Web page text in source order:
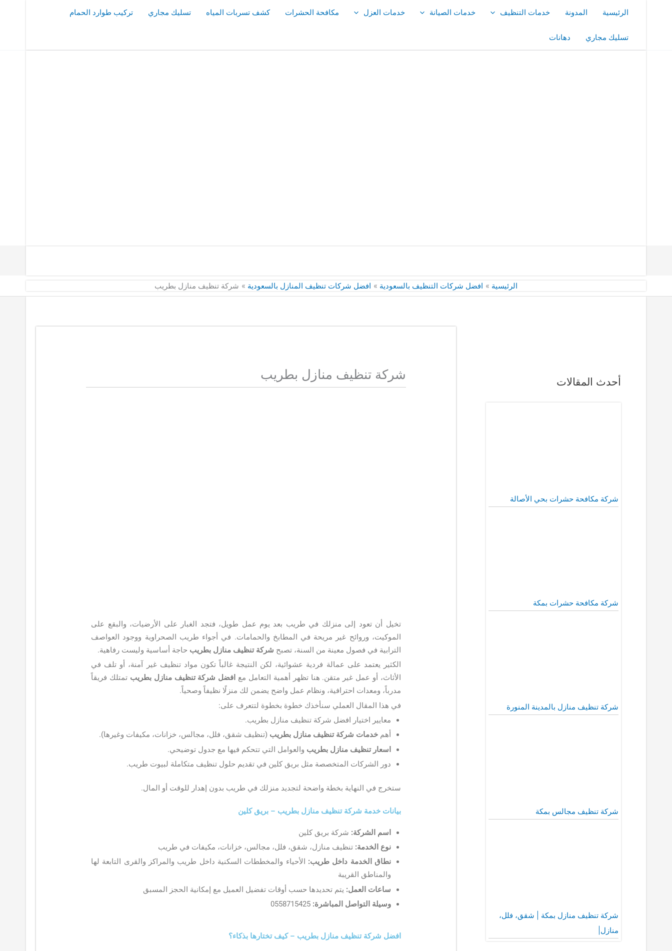
الرئيسية المدونة خدمات التنظيف خدمات الصيانة خدمات العزل مكافحة الحشرات كشف تسربات المياه تسليك مجاري تركيب طوارد الحمام
تسليك مجاري دهانات
الرئيسية افضل شركات التنظيف بالسعودية افضل شركات تنظيف المنازل بالسعودية شركة تنظيف منازل بطريب
أحدث المقالات
شركة مكافحة حشرات بحي الأصالة
شركة مكافحة حشرات بمكة
شركة تنظيف منازل بالمدينة المنورة
شركة تنظيف مجالس بمكة
شركة تنظيف منازل بمكة | شقق، فلل،
منازل|
شركة تنظيف منازل بطريب
تخيل أن تعود إلى منزلك في طريب بعد يوم عمل طويل، فتجد الغبار على الأرضيات، والبقع على
الموكيت، وروائح غير مريحة في المطابخ والحمامات. في أجواء طريب الصحراوية ووجود العواصف
الترابية في فصول معينة من السنة، تصبح شركة تنظيف منازل بطريب حاجة أساسية وليست رفاهية.
الكثير يعتمد على عمالة فردية عشوائية، لكن النتيجة غالباً تكون مواد تنظيف غير آمنة، أو تلف في
الأثاث، أو عمل غير متقن. هنا تظهر أهمية التعامل مع افضل شركة تنظيف منازل بطريب تمتلك فريقاً
مدرباً، ومعدات احترافية، ونظام عمل واضح يضمن لك منزلًا نظيفاً وصحياً.
في هذا المقال العملي سنأخذك خطوة بخطوة لتتعرف على:
معايير اختيار افضل شركة تنظيف منازل بطريب.
أهمخدمات شركة تنظيف منازل بطريب (تنظيف شقق، فلل، مجالس، خزانات، مكيفات وغيرها).
اسعار تنظيف منازل بطريب والعوامل التي تتحكم فيها مع جدول توضيحي.
دور الشركات المتخصصة مثل بريق كلين في تقديم حلول تنظيف متكاملة لبيوت طريب.
ستخرج في النهاية بخطة واضحة لتجديد منزلك في طريب بدون إهدار للوقت أو المال.
بيانات خدمة شركة تنظيف منازل بطريب – بريق كلين
اسم الشركة: شركة بريق كلين
نوع الخدمة: تنظيف منازل، شقق، فلل، مجالس، خزانات، مكيفات في طريب
نطاق الخدمة داخل طريب: الأحياء والمخططات السكنية داخل طريب والمراكز والقرى التابعة لها
والمناطق القريبة
ساعات العمل: يتم تحديدها حسب أوقات تفضيل العميل مع إمكانية الحجز المسبق
وسيلة التواصل المباشرة: 0558715425
افضل شركة تنظيف منازل بطريب – كيف تختارها بذكاء؟